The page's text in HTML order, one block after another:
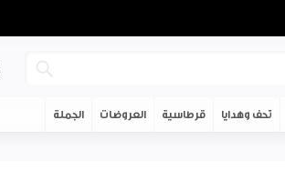
تحف وهدايا قرطاسية العروضات الجملة